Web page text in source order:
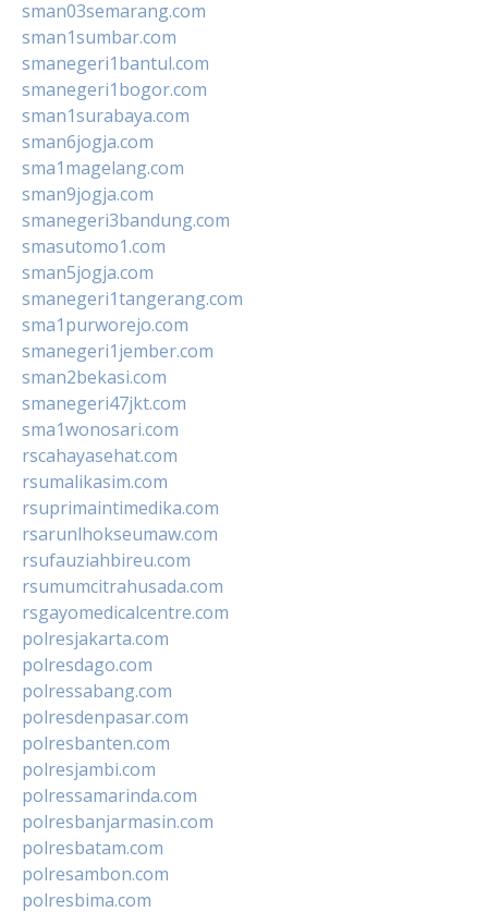
sman03semarang.com
sman1sumbar.com
smanegeri1bantul.com
smanegeri1bogor.com
sman1surabaya.com
sman6jogja.com
sma1magelang.com
sman9jogja.com
smanegeri3bandung.com
smasutomo1.com
sman5jogja.com
smanegeri1tangerang.com
sma1purworejo.com
smanegeri1jember.com
sman2bekasi.com
smanegeri47jkt.com
sma1wonosari.com
rscahayasehat.com
rsumalikasim.com
rsuprimaintimedika.com
rsarunlhokseumaw.com
rsufauziahbireu.com
rsumumcitrahusada.com
rsgayomedicalcentre.com
polresjakarta.com
polresdago.com
polressabang.com
polresdenpasar.com
polresbanten.com
polresjambi.com
polressamarinda.com
polresbanjarmasin.com
polresbatam.com
polresambon.com
polresbima.com